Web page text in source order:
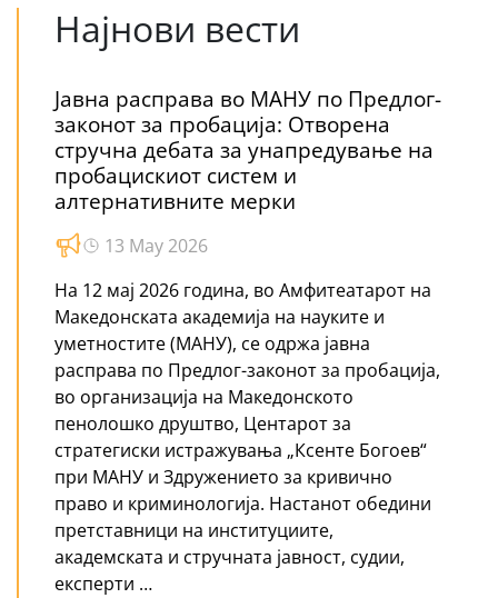
Најнови вести
Јавна расправа во МАНУ по Предлог-
законот за пробација: Отворена
стручна дебата за унапредување на
пробацискиот систем и
алтернативните мерки
13 May 2026
На 12 мај 2026 година, во Амфитеатарот на
Македонската академија на науките и
уметностите (МАНУ), се одржа јавна
расправа по Предлог-законот за пробација,
во организација на Македонското
пенолошко друштво, Центарот за
стратегиски истражувања „Ксенте Богоев“
при МАНУ и Здружението за кривично
право и криминологија. Настанот обедини
претставници на институциите,
академската и стручната јавност, судии,
експерти …